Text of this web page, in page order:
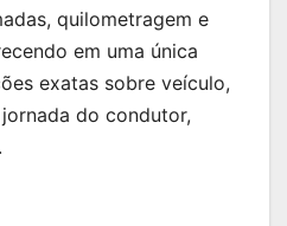
quilometragem e
em uma única
exatas sobre veículo,
do condutor,